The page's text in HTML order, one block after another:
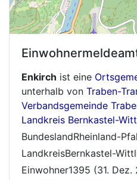
Enkirch ist eine
unterhalb von Traben-
Verbandsgemeinde
Landkreis Bernkastel-
BundeslandRheinland-
LandkreisBernkastel-
Einwohner1395 (31. Dez.